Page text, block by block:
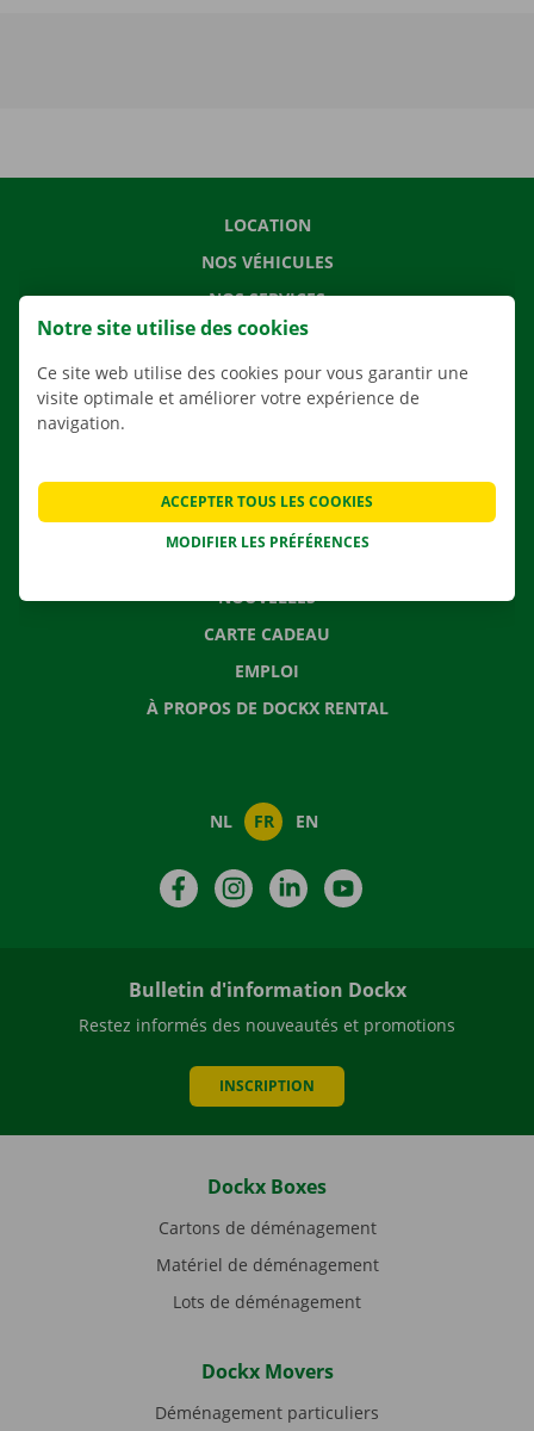
LOCATION
NOS VÉHICULES
NOS SERVICES
AGENCES
APPLI
SOLUTIONS DE DÉMÉNAGEMENT
CONTACTEZ NOUS
NOUVELLES
CARTE CADEAU
EMPLOI
À PROPOS DE DOCKX RENTAL
NL FR EN
FacebookInstagramLinkedIn
Bulletin d'information Dockx
Restez informés des nouveautés et promotions
INSCRIPTION
Dockx Boxes
Cartons de déménagement
Matériel de déménagement
Lots de déménagement
Dockx Movers
Déménagement particuliers
Notre site utilise des cookies
Ce site web utilise des cookies pour vous garantir une
visite optimale et améliorer votre expérience de
navigation.
MODIFIER LES PRÉFÉRENCES
ACCEPTER TOUS LES COOKIES